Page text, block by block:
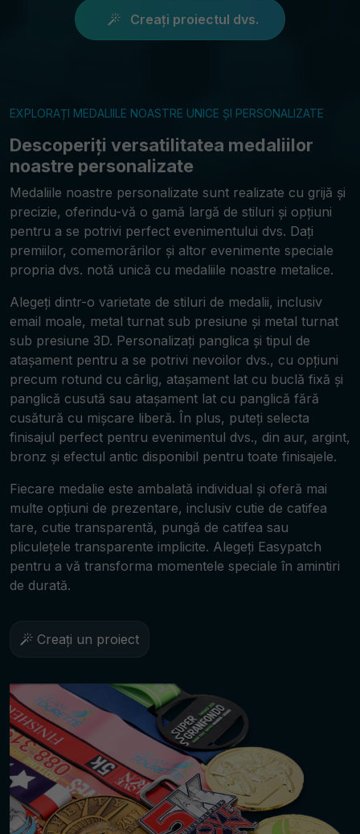
Creați proiectul dvs.
EXPLORAȚI MEDALIILE NOASTRE UNICE ȘI PERSONALIZATE
Descoperiți versatilitatea medaliilor
noastre personalizate
Medaliile noastre personalizate sunt realizate cu grijă și
precizie, oferindu-vă o gamă largă de stiluri și opțiuni
pentru a se potrivi perfect evenimentului dvs. Dați
premiilor, comemorărilor și altor evenimente speciale
propria dvs. notă unică cu medaliile noastre metalice.
Alegeți dintr-o varietate de stiluri de medalii, inclusiv
email moale, metal turnat sub presiune și metal turnat
sub presiune 3D. Personalizați panglica și tipul de
atașament pentru a se potrivi nevoilor dvs., cu opțiuni
precum rotund cu cârlig, atașament lat cu buclă fixă și
panglică cusută sau atașament lat cu panglică fără
cusătură cu mișcare liberă. În plus, puteți selecta
finisajul perfect pentru evenimentul dvs., din aur, argint,
bronz și efectul antic disponibil pentru toate finisajele.
Fiecare medalie este ambalată individual și oferă mai
multe opțiuni de prezentare, inclusiv cutie de catifea
tare, cutie transparentă, pungă de catifea sau
pliculețele transparente implicite. Alegeți Easypatch
pentru a vă transforma momentele speciale în amintiri
de durată.
Creați un proiect